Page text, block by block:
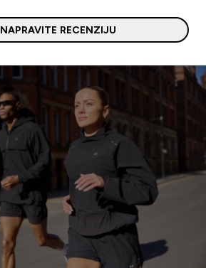
NAPRAVITE RECENZIJU